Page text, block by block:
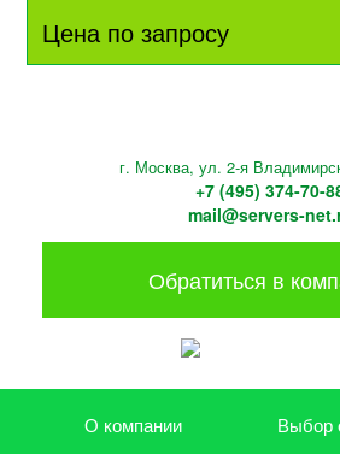
Цена по запросу
г. Москва, ул. 2-я
+7 (495) 374-70-
mail@servers-
Обратиться в
О компании
Выбор